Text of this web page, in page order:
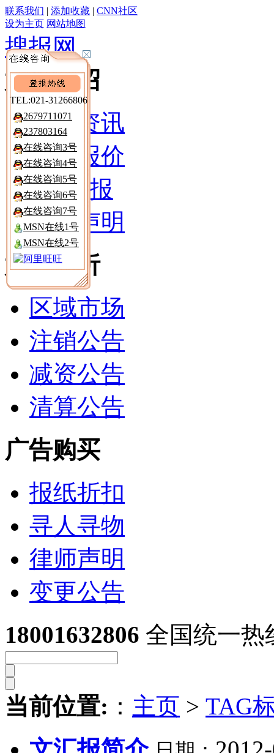
联系我们 | 添加收藏 | CNN社区
设为主页 网站地图
搜报网
媒体介绍
深度资讯
广告报价
电 子 报
遗失声明
媒介分析
区域市场
注销公告
减资公告
清算公告
广告购买
报纸折扣
寻人寻物
律师声明
变更公告
18001632806 全国统一热
当前位置: ： 主页 > TAG
TEL:021-31266806
2679711071
237803164
在线咨询3号
在线咨询4号
在线咨询5号
在线咨询6号
在线咨询7号
MSN在线1号
MSN在线2号